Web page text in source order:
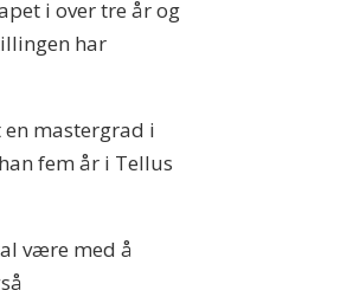
i over tre år og
har
mastergrad i
fem år i Tellus
være med å